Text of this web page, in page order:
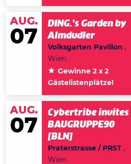
AUG.
07
DING.'s Garden by
Almdudler
Volksgarten Pavillon ,
Wien
Gewinne 2 x 2
Gästelistenplätze!
AUG.
07
Cybertribe invites
BAUGRUPPE90
[BLN]
Praterstrasse / PRST ,
Wien